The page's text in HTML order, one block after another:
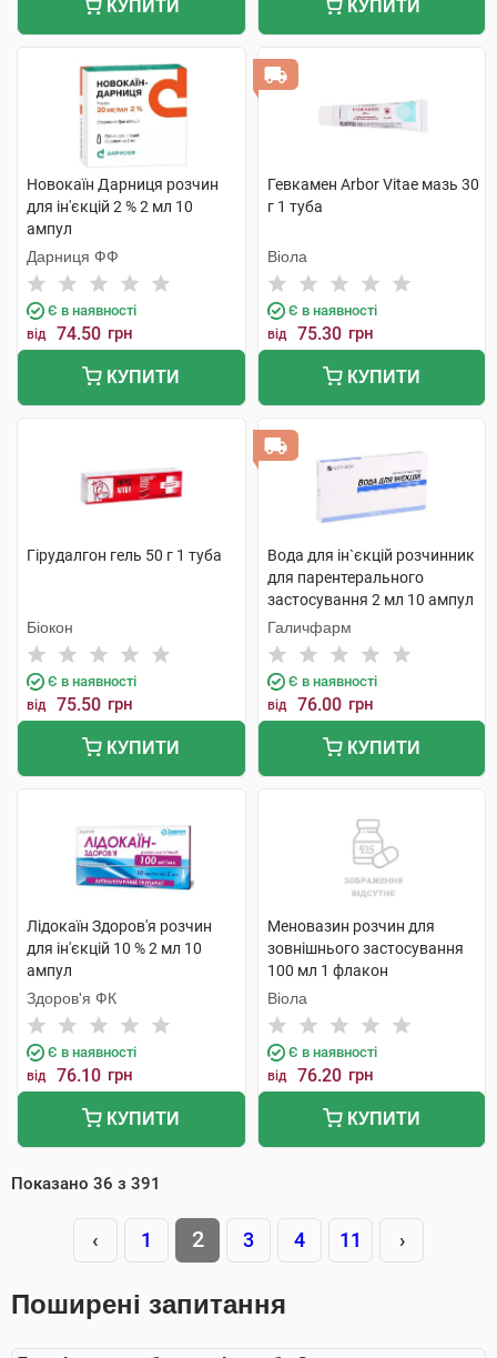
КУПИТИ КУПИТИ
Новокаїн Дарниця розчин
для ін'єкцій 2 % 2 мл 10
ампул
Дарниця ФФ
Є в наявності
від 74.50 грн
КУПИТИ
Гевкамен Arbor Vitae мазь 30
г 1 туба
Віола
Є в наявності
від 75.30 грн
КУПИТИ
Гірудалгон гель 50 г 1 туба
Біокон
Є в наявності
від 75.50 грн
КУПИТИ
Вода для ін`єкцій розчинник
для парентерального
застосування 2 мл 10 ампул
Галичфарм
Є в наявності
від 76.00 грн
КУПИТИ
Лідокаїн Здоров'я розчин
для ін'єкцій 10 % 2 мл 10
ампул
Здоров'я ФК
Є в наявності
від 76.10 грн
КУПИТИ
Меновазин розчин для
зовнішнього застосування
100 мл 1 флакон
Віола
Є в наявності
від 76.20 грн
КУПИТИ
Показано 36 з 391
‹ 1 2 3 4 11 ›
Поширені запитання